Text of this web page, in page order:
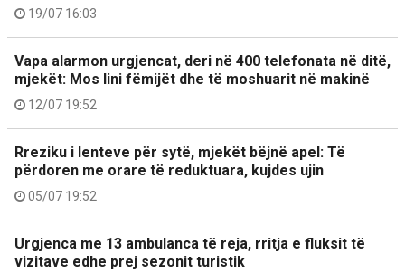
19/07 16:03
Vapa alarmon urgjencat, deri në 400 telefonata në ditë,
mjekët: Mos lini fëmijët dhe të moshuarit në makinë
12/07 19:52
Rreziku i lenteve për sytë, mjekët bëjnë apel: Të
përdoren me orare të reduktuara, kujdes ujin
05/07 19:52
Urgjenca me 13 ambulanca të reja, rritja e fluksit të
vizitave edhe prej sezonit turistik